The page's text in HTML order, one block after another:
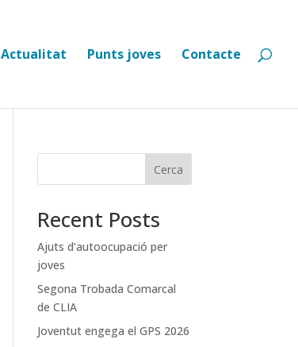
Actualitat Punts joves Contacte
Cerca
Recent Posts
Ajuts d’autoocupació per
joves
Segona Trobada Comarcal
de CLIA
Joventut engega el GPS 2026